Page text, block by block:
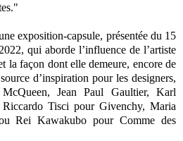
exposition-capsule, présentée du 15
qui aborde l’influence de l’artiste
la façon dont elle demeure, encore de
d’inspiration pour les designers,
Jean Paul Gaultier, Karl
Tisci pour Givenchy, Maria
Rei Kawakubo pour Comme des